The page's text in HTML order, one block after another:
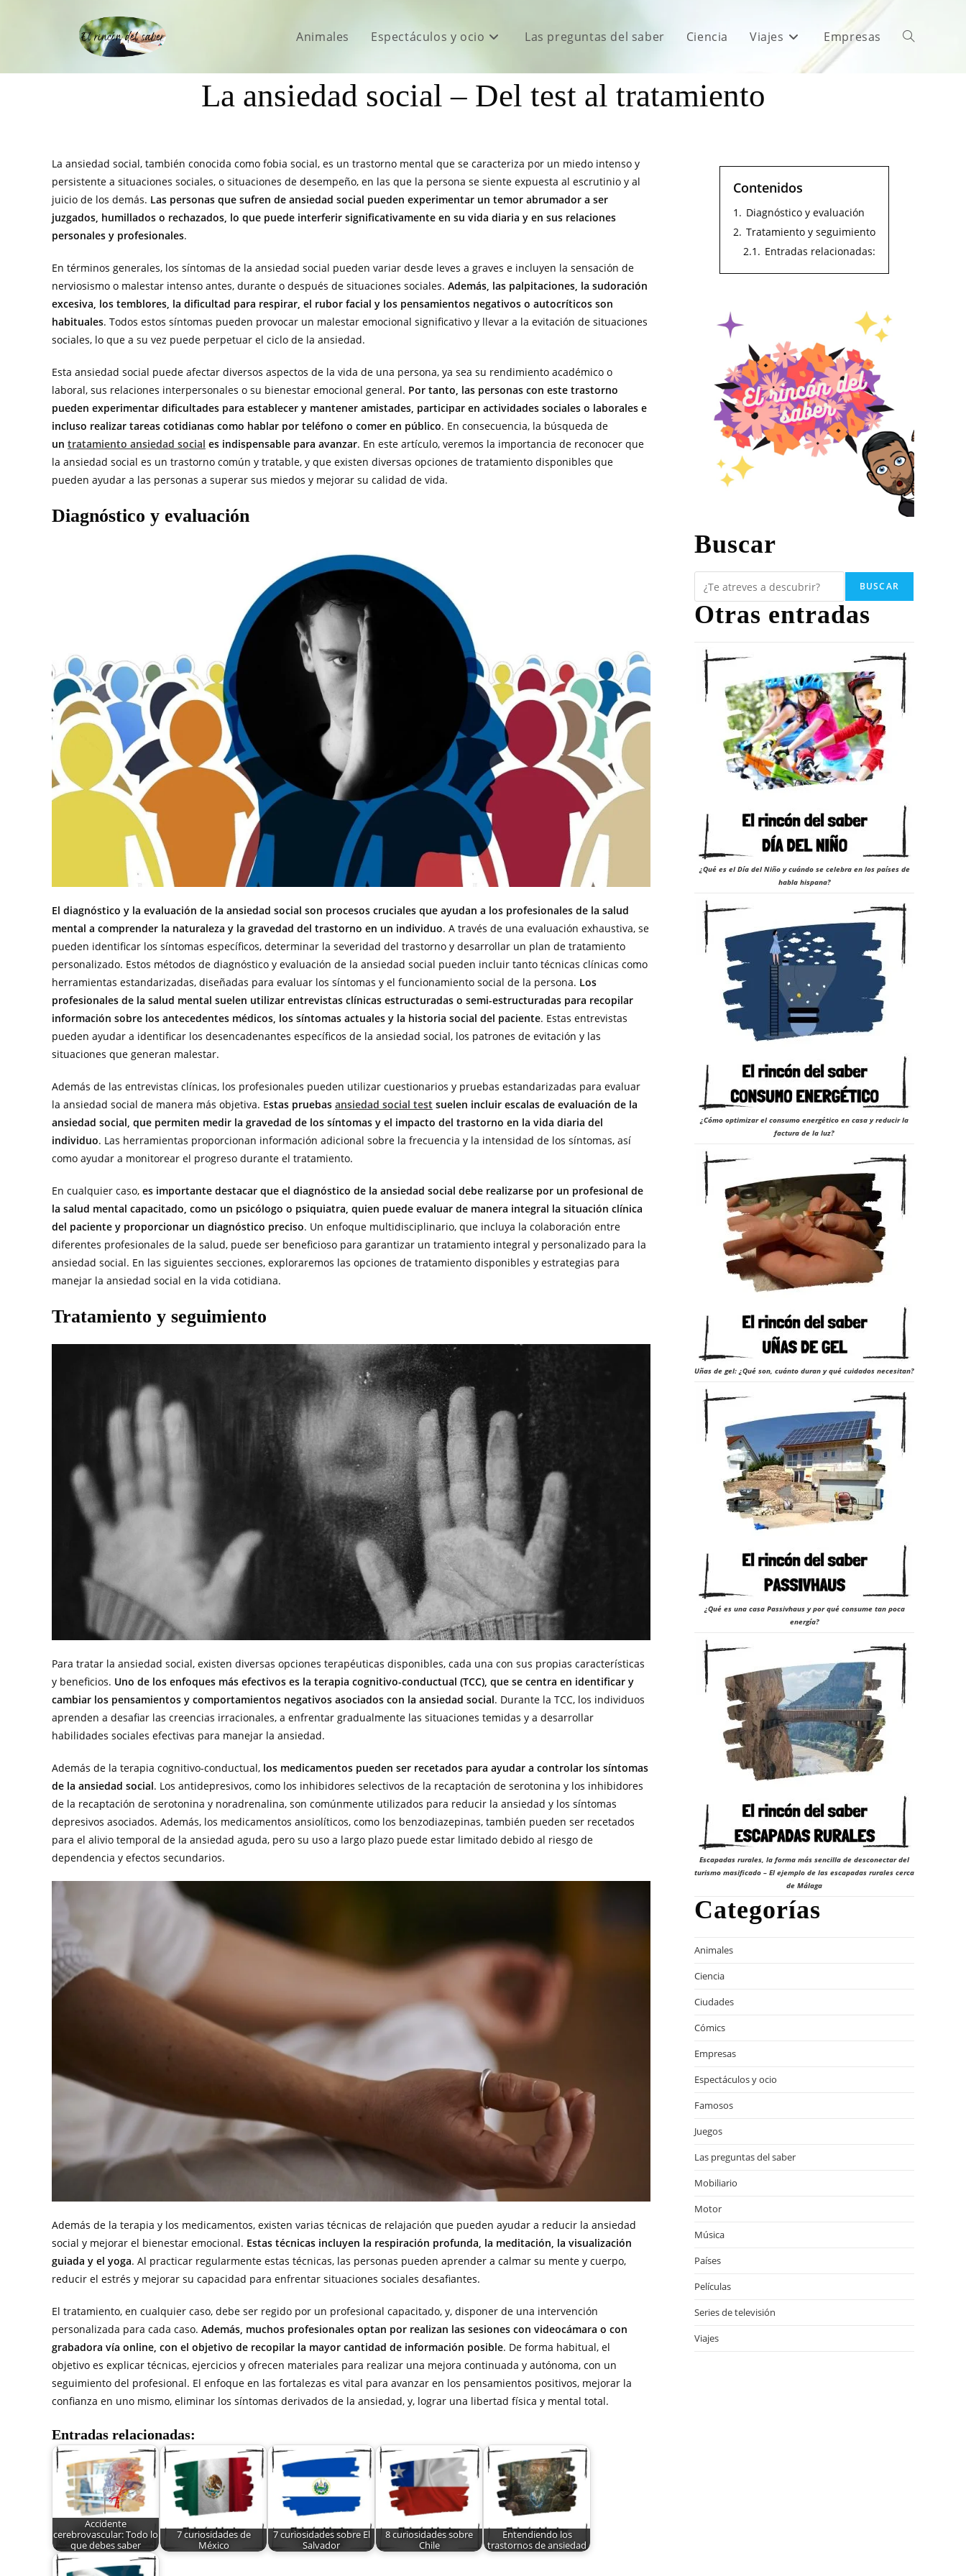
Animales Espectáculos y ocio Las preguntas del saber Ciencia Viajes Empresas
La ansiedad social – Del test al tratamiento
La ansiedad social, también conocida como fobia social, es un trastorno mental que se caracteriza por un miedo intenso y
persistente a situaciones sociales, o situaciones de desempeño, en las que la persona se siente expuesta al escrutinio y al
juicio de los demás. Las personas que sufren de ansiedad social pueden experimentar un temor abrumador a ser
juzgados, humillados o rechazados, lo que puede interferir significativamente en su vida diaria y en sus relaciones
personales y profesionales.
En términos generales, los síntomas de la ansiedad social pueden variar desde leves a graves e incluyen la sensación de
nerviosismo o malestar intenso antes, durante o después de situaciones sociales. Además, las palpitaciones, la sudoración
excesiva, los temblores, la dificultad para respirar, el rubor facial y los pensamientos negativos o autocríticos son
habituales. Todos estos síntomas pueden provocar un malestar emocional significativo y llevar a la evitación de situaciones
sociales, lo que a su vez puede perpetuar el ciclo de la ansiedad.
Esta ansiedad social puede afectar diversos aspectos de la vida de una persona, ya sea su rendimiento académico o
laboral, sus relaciones interpersonales o su bienestar emocional general. Por tanto, las personas con este trastorno
pueden experimentar dificultades para establecer y mantener amistades, participar en actividades sociales o laborales e
incluso realizar tareas cotidianas como hablar por teléfono o comer en público. En consecuencia, la búsqueda de
un tratamiento ansiedad social es indispensable para avanzar. En este artículo, veremos la importancia de reconocer que
la ansiedad social es un trastorno común y tratable, y que existen diversas opciones de tratamiento disponibles que
pueden ayudar a las personas a superar sus miedos y mejorar su calidad de vida.
Diagnóstico y evaluación
El diagnóstico y la evaluación de la ansiedad social son procesos cruciales que ayudan a los profesionales de la salud
mental a comprender la naturaleza y la gravedad del trastorno en un individuo. A través de una evaluación exhaustiva, se
pueden identificar los síntomas específicos, determinar la severidad del trastorno y desarrollar un plan de tratamiento
personalizado. Estos métodos de diagnóstico y evaluación de la ansiedad social pueden incluir tanto técnicas clínicas como
herramientas estandarizadas, diseñadas para evaluar los síntomas y el funcionamiento social de la persona. Los
profesionales de la salud mental suelen utilizar entrevistas clínicas estructuradas o semi-estructuradas para recopilar
información sobre los antecedentes médicos, los síntomas actuales y la historia social del paciente. Estas entrevistas
pueden ayudar a identificar los desencadenantes específicos de la ansiedad social, los patrones de evitación y las
situaciones que generan malestar.
Además de las entrevistas clínicas, los profesionales pueden utilizar cuestionarios y pruebas estandarizadas para evaluar
la ansiedad social de manera más objetiva. Estas pruebas ansiedad social test suelen incluir escalas de evaluación de la
ansiedad social, que permiten medir la gravedad de los síntomas y el impacto del trastorno en la vida diaria del
individuo. Las herramientas proporcionan información adicional sobre la frecuencia y la intensidad de los síntomas, así
como ayudar a monitorear el progreso durante el tratamiento.
En cualquier caso, es importante destacar que el diagnóstico de la ansiedad social debe realizarse por un profesional de
la salud mental capacitado, como un psicólogo o psiquiatra, quien puede evaluar de manera integral la situación clínica
del paciente y proporcionar un diagnóstico preciso. Un enfoque multidisciplinario, que incluya la colaboración entre
diferentes profesionales de la salud, puede ser beneficioso para garantizar un tratamiento integral y personalizado para la
ansiedad social. En las siguientes secciones, exploraremos las opciones de tratamiento disponibles y estrategias para
manejar la ansiedad social en la vida cotidiana.
Tratamiento y seguimiento
Para tratar la ansiedad social, existen diversas opciones terapéuticas disponibles, cada una con sus propias características
y beneficios. Uno de los enfoques más efectivos es la terapia cognitivo-conductual (TCC), que se centra en identificar y
cambiar los pensamientos y comportamientos negativos asociados con la ansiedad social. Durante la TCC, los individuos
aprenden a desafiar las creencias irracionales, a enfrentar gradualmente las situaciones temidas y a desarrollar
habilidades sociales efectivas para manejar la ansiedad.
Además de la terapia cognitivo-conductual, los medicamentos pueden ser recetados para ayudar a controlar los síntomas
de la ansiedad social. Los antidepresivos, como los inhibidores selectivos de la recaptación de serotonina y los inhibidores
de la recaptación de serotonina y noradrenalina, son comúnmente utilizados para reducir la ansiedad y los síntomas
depresivos asociados. Además, los medicamentos ansiolíticos, como los benzodiazepinas, también pueden ser recetados
para el alivio temporal de la ansiedad aguda, pero su uso a largo plazo puede estar limitado debido al riesgo de
dependencia y efectos secundarios.
Además de la terapia y los medicamentos, existen varias técnicas de relajación que pueden ayudar a reducir la ansiedad
social y mejorar el bienestar emocional. Estas técnicas incluyen la respiración profunda, la meditación, la visualización
guiada y el yoga. Al practicar regularmente estas técnicas, las personas pueden aprender a calmar su mente y cuerpo,
reducir el estrés y mejorar su capacidad para enfrentar situaciones sociales desafiantes.
El tratamiento, en cualquier caso, debe ser regido por un profesional capacitado, y, disponer de una intervención
personalizada para cada caso. Además, muchos profesionales optan por realizan las sesiones con videocámara o con
grabadora vía online, con el objetivo de recopilar la mayor cantidad de información posible. De forma habitual, el
objetivo es explicar técnicas, ejercicios y ofrecen materiales para realizar una mejora continuada y autónoma, con un
seguimiento del profesional. El enfoque en las fortalezas es vital para avanzar en los pensamientos positivos, mejorar la
confianza en uno mismo, eliminar los síntomas derivados de la ansiedad, y, lograr una libertad física y mental total.
Entradas relacionadas:
Accidente
cerebrovascular: Todo lo
que debes saber
7 curiosidades de
México
7 curiosidades sobre El
Salvador
8 curiosidades sobre
Chile
Entendiendo los
trastornos de ansiedad
Contenidos
1. Diagnóstico y evaluación
2. Tratamiento y seguimiento
2.1. Entradas relacionadas:
Buscar
BUSCAR
Otras entradas
¿Qué es el Día del Niño y cuándo se celebra en los países de
habla hispana?
¿Cómo optimizar el consumo energético en casa y reducir la
factura de la luz?
Uñas de gel: ¿Qué son, cuánto duran y qué cuidados necesitan?
¿Qué es una casa Passivhaus y por qué consume tan poca
energía?
Escapadas rurales, la forma más sencilla de desconectar del
turismo masificado – El ejemplo de las escapadas rurales cerca
de Málaga
Categorías
Animales
Ciencia
Ciudades
Cómics
Empresas
Espectáculos y ocio
Famosos
Juegos
Las preguntas del saber
Mobiliario
Motor
Música
Países
Películas
Series de televisión
Viajes